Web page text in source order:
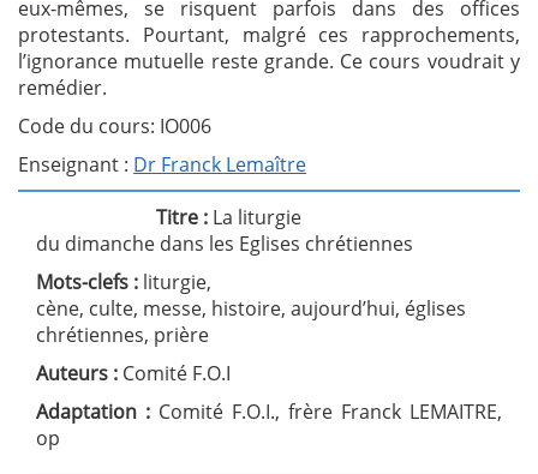
eux-mêmes, se risquent parfois dans des offices
protestants. Pourtant, malgré ces rapprochements,
l’ignorance mutuelle reste grande. Ce cours voudrait y
remédier.
Code du cours: IO006
Enseignant : Dr Franck Lemaître
Titre : La liturgie
du dimanche dans les Eglises chrétiennes
Mots-clefs : liturgie,
cène, culte, messe, histoire, aujourd’hui, églises
chrétiennes, prière
Auteurs : Comité F.O.I
Adaptation : Comité F.O.I., frère Franck LEMAITRE,
op